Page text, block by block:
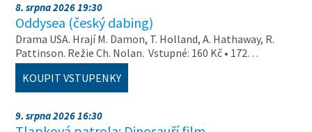
8. srpna 2026 19:30
Oddysea (český dabing)
Drama USA. Hrají M. Damon, T. Holland, A. Hathaway, R.
Pattinson. Režie Ch. Nolan. Vstupné: 160 Kč • 172…
KOUPIT VSTUPENKY
9. srpna 2026 16:30